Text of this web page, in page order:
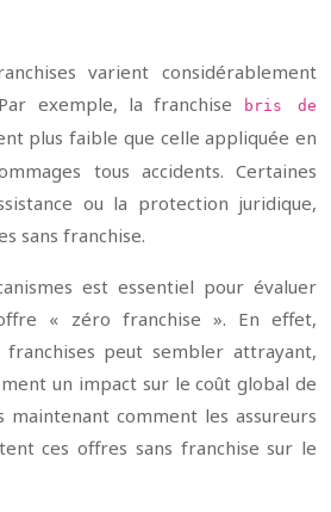
varient considérablement
exemple, la franchise
bris de
plus faible que celle appliquée en
tous accidents. Certaines
ou la protection juridique,
sans franchise.
est essentiel pour évaluer
« zéro franchise ». En effet,
peut sembler attrayant,
un impact sur le coût global de
maintenant comment les assureurs
ces offres sans franchise sur le